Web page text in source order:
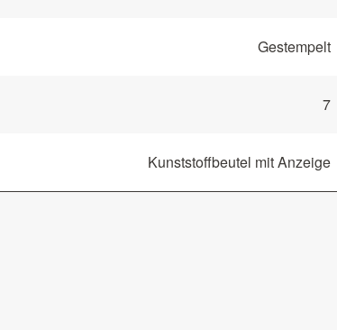
Gestempelt
7
Kunststoffbeutel mit Anzeige